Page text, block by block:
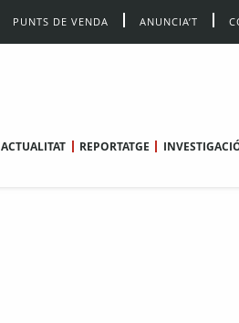
PUNTS DE VENDA ANUNCIA’T
ACTUALITAT REPORTATGE